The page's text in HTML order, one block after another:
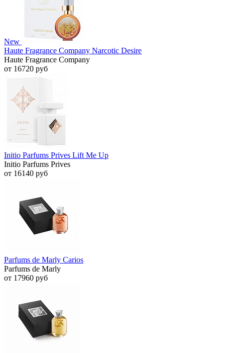
New
Haute Fragrance Company Narcotic Desire
Haute Fragrance Company
от 16720 руб
Initio Parfums Prives Lift Me Up
Initio Parfums Prives
от 16140 руб
Parfums de Marly Carios
Parfums de Marly
от 17960 руб